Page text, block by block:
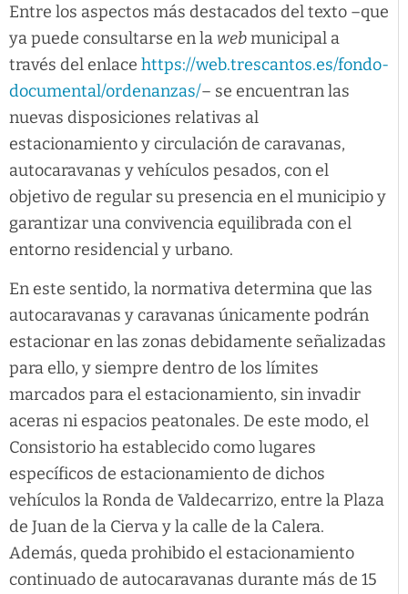
Entre los aspectos más destacados del texto –que
ya puede consultarse en lawebmunicipal a
través del enlace https://web.trescantos.es/fondo-
documental/ordenanzas/– se encuentran las
nuevas disposiciones relativas al
estacionamiento y circulación de caravanas,
autocaravanas y vehículos pesados, con el
objetivo de regular su presencia en el municipio y
garantizar una convivencia equilibrada con el
entorno residencial y urbano.
En este sentido, la normativa determina que las
autocaravanas y caravanas únicamente podrán
estacionar en las zonas debidamente señalizadas
para ello, y siempre dentro de los límites
marcados para el estacionamiento, sin invadir
aceras ni espacios peatonales. De este modo, el
Consistorio ha establecido como lugares
específicos de estacionamiento de dichos
vehículos la Ronda de Valdecarrizo, entre la Plaza
de Juan de la Cierva y la calle de la Calera.
Además, queda prohibido el estacionamiento
continuado de autocaravanas durante más de 15